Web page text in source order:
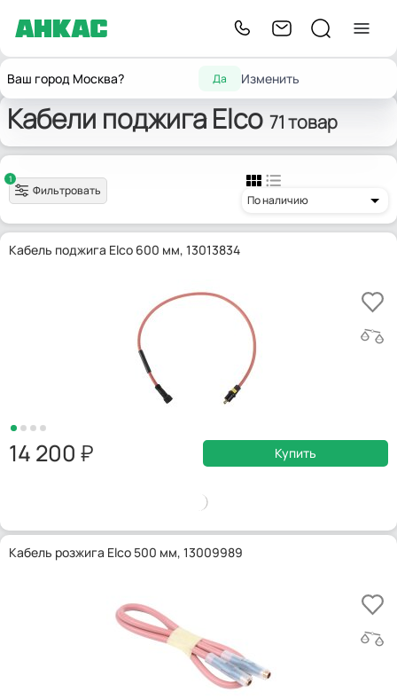
Ваш город Москва? Да Изменить
Главнаягорелок
ионизации
Кабели поджига Elco 71 товар
1
Фильтровать
По наличию
Кабель поджига Elco 600 мм, 13013834
14 200 Купить
Кабель розжига Elco 500 мм, 13009989